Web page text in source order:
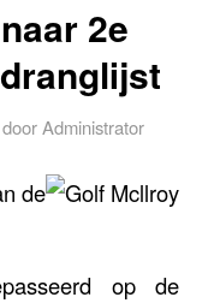
2e
door Administrator
de
op de